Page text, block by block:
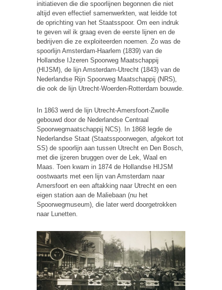
initiatieven die die spoorlijnen begonnen die niet
altijd even effectief samenwerkten, wat leidde tot
de oprichting van het Staatsspoor. Om een indruk
te geven wil ik graag even de eerste lijnen en de
bedrijven die ze exploiteerden noemen. Zo was de
spoorlijn Amsterdam-Haarlem (1839) van de
Hollandse IJzeren Spoorweg Maatschappij
(HIJSM), de lijn Amsterdam-Utrecht (1843) van de
Nederlandse Rijn Spoorweg Maatschappij (NRS),
die ook de lijn Utrecht-Woerden-Rotterdam bouwde.
In 1863 werd de lijn Utrecht-Amersfoort-Zwolle
gebouwd door de Nederlandse Centraal
Spoorwegmaatschappij NCS). In 1868 legde de
Nederlandse Staat (Staatsspoorwegen, afgekort tot
SS) de spoorlijn aan tussen Utrecht en Den Bosch,
met die ijzeren bruggen over de Lek, Waal en
Maas. Toen kwam in 1874 de Hollandse HIJSM
oostwaarts met een lijn van Amsterdam naar
Amersfoort en een aftakking naar Utrecht en een
eigen station aan de Maliebaan (nu het
Spoorwegmuseum), die later werd doorgetrokken
naar Lunetten.